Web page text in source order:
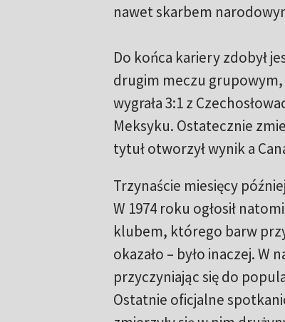
nawet skarbem
Do końca kariery zdobył
drugim meczu grupowym,
wygrała 3:1 z
Meksyku. Ostatecznie
tytuł otworzył wynik a
Trzynaście miesięcy
W 1974 roku ogłosił
klubem, którego barw
okazało – było inaczej. W
przyczyniając się do
Ostatnie oficjalne